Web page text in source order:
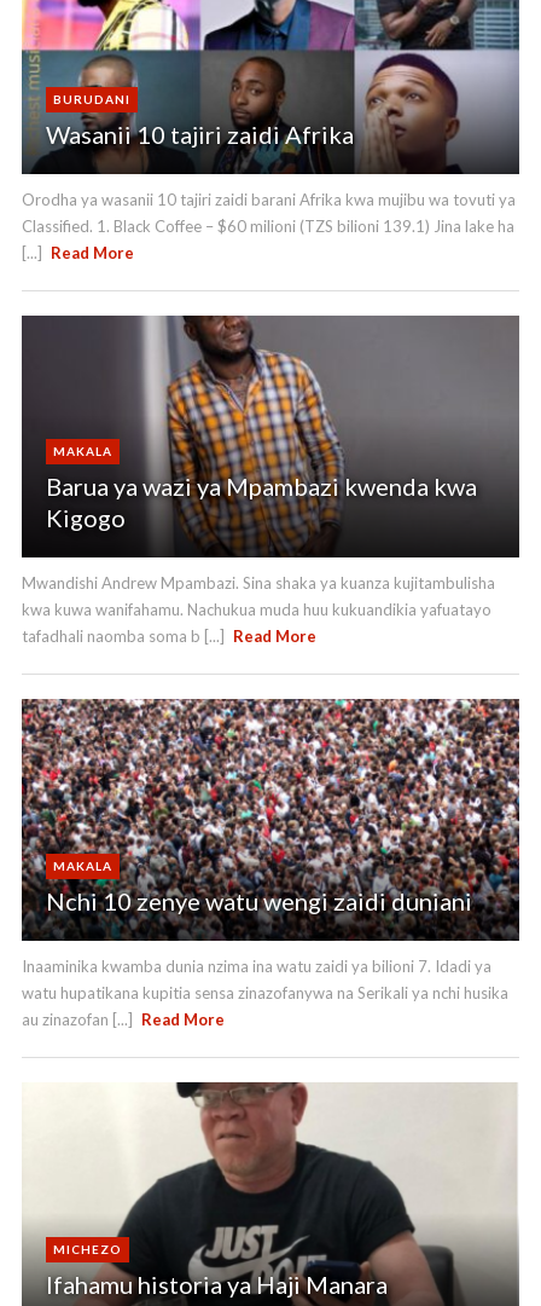
BURUDANI
Wasanii 10 tajiri zaidi Afrika
Orodha ya wasanii 10 tajiri zaidi barani Afrika kwa mujibu wa tovuti ya
Classified. 1. Black Coffee – $60 milioni (TZS bilioni 139.1) Jina lake ha
[...]
Read More
MAKALA
Barua ya wazi ya Mpambazi kwenda kwa
Kigogo
Mwandishi Andrew Mpambazi. Sina shaka ya kuanza kujitambulisha
kwa kuwa wanifahamu. Nachukua muda huu kukuandikia yafuatayo
tafadhali naomba soma b [...]
Read More
MAKALA
Nchi 10 zenye watu wengi zaidi duniani
Inaaminika kwamba dunia nzima ina watu zaidi ya bilioni 7. Idadi ya
watu hupatikana kupitia sensa zinazofanywa na Serikali ya nchi husika
au zinazofan [...]
Read More
MICHEZO
Ifahamu historia ya Haji Manara